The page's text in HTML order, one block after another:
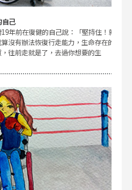
自己
年前在復健的自己說：「堅持住！就
沒有辦法恢復行走能力，生命存在的
往前走就是了，去過你想要的生